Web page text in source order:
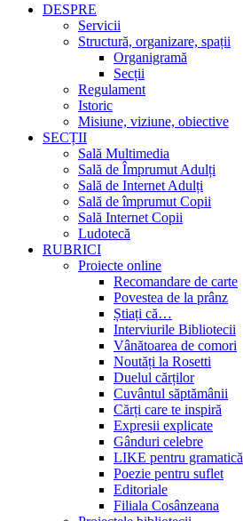
DESPRE
Servicii
Structură, organizare, spații
Organigramă
Secții
Regulament
Istoric
Misiune, viziune, obiective
SECȚII
Sală Multimedia
Sală de Împrumut Adulți
Sală de Internet Adulți
Sală de împrumut Copii
Sală Internet Copii
Ludotecă
RUBRICI
Proiecte online
Recomandare de carte
Povestea de la prânz
Știați că…
Interviurile Bibliotecii
Vânătoarea de comori
Noutăți la Rosetti
Duelul cărților
Cuvântul săptămânii
Cărți care te inspiră
Expresii explicate
Gânduri celebre
LIKE pentru gramatică
Poezie pentru suflet
Editoriale
Filiala Cosânzeana